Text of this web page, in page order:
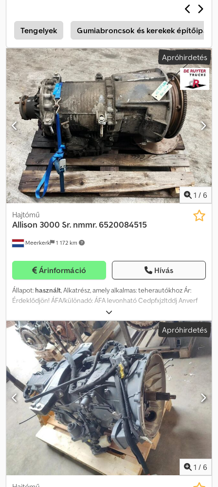
Tengelyek Gumiabroncsok és kerekek építőipari
Apróhirdetés
1 / 6
Meerkerk 1 172 km
Hajtómű
Allison 3000 Sr. nmmr. 6520084515
Árinformáció Hívás
Állapot: használt, Alkatrész, amely alkalmas: teherautókhoz Ár:
Érdeklődjön! ÁFA/különadó: ÁFA levonható Cedpfxjzltddj Anverf
Apróhirdetés
1 / 6